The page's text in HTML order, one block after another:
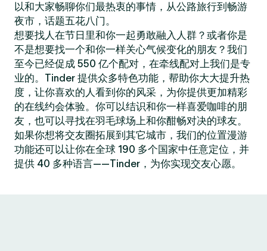
以和大家畅聊你们最热衷的事情，从公路旅行到畅游
夜市，话题五花八门。
想要找人在节日里和你一起勇敢融入人群？或者你是
不是想要找一个和你一样关心气候变化的朋友？我们
至今已经促成 550 亿个配对，在牵线配对上我们是专
业的。Tinder 提供众多特色功能，帮助你大大提升热
度，让你喜欢的人看到你的风采，为你提供更加精彩
的在线约会体验。你可以结识和你一样喜爱咖啡的朋
友，也可以寻找在羽毛球场上和你酣畅对决的球友。
如果你想将交友圈拓展到其它城市，我们的位置漫游
功能还可以让你在全球 190 多个国家中任意定位，并
提供 40 多种语言——Tinder，为你实现交友心愿。